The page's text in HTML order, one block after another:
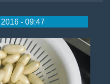
- 09:47